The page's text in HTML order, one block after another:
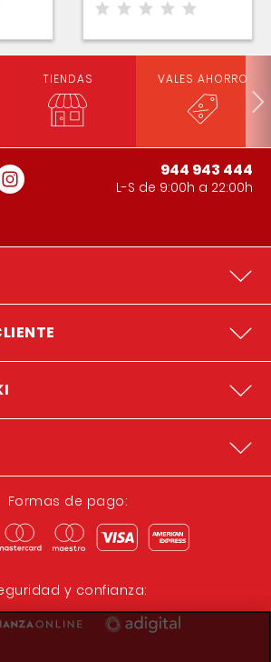
TIENDAS VALES AHORRO
944 943 444
L-S de 9:00h a 22:00h
Formas de pago:
y confianza: